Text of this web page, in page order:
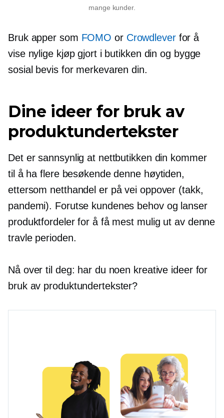
mange kunder.
Bruk apper som FOMO or Crowdleverfor å
vise nylige kjøp gjort i butikken din og bygge
sosial bevis for merkevaren din.
Dine ideer for bruk av
produktundertekster
Det er sannsynlig at nettbutikken din kommer
til å ha flere besøkende denne høytiden,
ettersom netthandel er på vei oppover (takk,
pandemi). Forutse kundenes behov og lanser
produktfordeler for å få mest mulig ut av denne
travle perioden.
Nå over til deg: har du noen kreative ideer for
bruk av produktundertekster?